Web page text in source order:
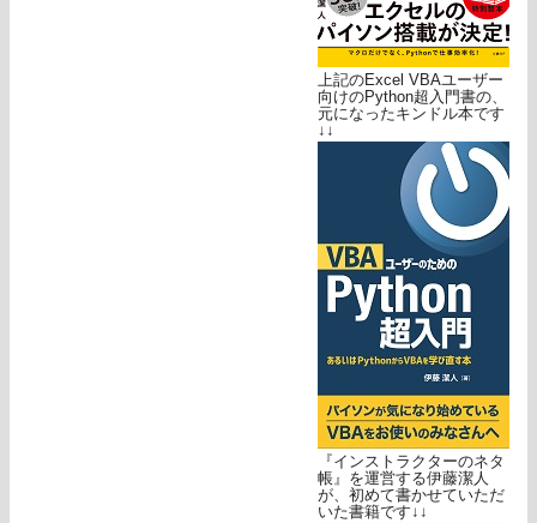
上記のExcel VBAユーザー
向けのPython超入門書の、
元になったキンドル本です
↓↓
『インストラクターのネタ
帳』を運営する伊藤潔人
が、初めて書かせていただ
いた書籍です↓↓